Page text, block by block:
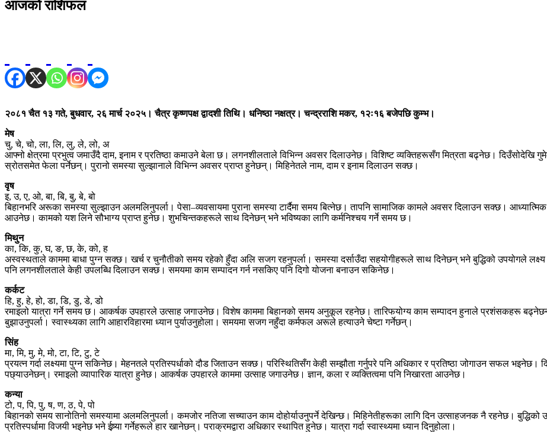
आजको राशिफल
२०८१ चैत १३ गते, बुधवार, २६ मार्च २०२५। चैत्र कृष्णपक्ष द्वादशी तिथि। धनिष्ठा नक्षत्र। चन्द्रराशि मकर, १२ः१६ बजेपछि कुम्भ।
मेष
चु, चे, चो, ला, लि, लु, ले, लो, अ
आफ्नो क्षेत्रमा प्रभुत्व जमाउँदै दाम, इनाम र प्रतिष्ठा कमाउने बेला छ। लगनशीलताले विभिन्न अवसर दिलाउनेछ। विशिष्ट व्यक्तिहरूसँग मित्रता बढ्नेछ।
स्रोतसमेत फेला पर्नेछन्। पुरानो समस्या सुल्झानाले विभिन्न अवसर प्राप्त हुनेछन्। मिहिनेतले नाम, दाम र इनाम दिलाउन सक्छ।
वृष
इ, उ, ए, ओ, बा, बि, बु, बे, बो
बिहानभरि अरूका समस्या सुल्झाउन अलमलिनुपर्ला। पेसा–व्यवसायमा पुराना समस्या टार्दैमा समय बित्नेछ। तापनि सामाजिक कामले अवसर दिलाउन सक्छ। आध्यात्मिक
आउनेछ। कामको यश लिने सौभाग्य प्राप्त हुनेछ। शुभचिन्तकहरूले साथ दिनेछन् भने भविष्यका लागि कर्मनिश्चय गर्ने समय छ।
मिथुन
का, कि, कु, घ, ङ, छ, के, को, ह
अस्वस्थताले काममा बाधा पुग्न सक्छ। खर्च र चुनौतीको समय रहेको हुँदा अलि सजग रहनुपर्ला। समस्या दर्साउँदा सहयोगीहरूले साथ दिनेछन् भने बुद्धिको उपयोगले
पनि लगनशीलताले केही उपलब्धि दिलाउन सक्छ। समयमा काम सम्पादन गर्न नसकिए पनि दिगो योजना बनाउन सकिनेछ।
कर्कट
हि, हु, हे, हो, डा, डि, डु, डे, डो
रमाइलो यात्रा गर्ने समय छ। आकर्षक उपहारले उत्साह जगाउनेछ। विशेष काममा बिहानको समय अनुकूल रहनेछ। तारिफयोग्य काम सम्पादन हुनाले प्रशंसकहरू
बुझाउनुपर्ला। स्वास्थ्यका लागि आहारविहारमा ध्यान पुर्याउनुहोला। समयमा सजग नहुँदा कर्मफल अरूले हत्याउने चेष्टा गर्नेछन्।
सिंह
मा, मि, मु, मे, मो, टा, टि, टु, टे
प्रयत्न गर्दा लक्ष्यमा पुग्न सकिनेछ। मेहनतले प्रतिस्पर्धाको दौड जिताउन सक्छ। परिस्थितिसँग केही सम्झौता गर्नुपरे पनि अधिकार र प्रतिष्ठा जोगाउन सफल
पछ्याउनेछन्। रमाइलो व्यापारिक यात्रा हुनेछ। आकर्षक उपहारले काममा उत्साह जगाउनेछ। ज्ञान, कला र व्यक्तित्वमा पनि निखारता आउनेछ।
कन्या
टो, प, पि, पु, ष, ण, ठ, पे, पो
बिहानको समय सानोतिनो समस्यामा अलमलिनुपर्ला। कमजोर नतिजा सच्याउन काम दोहोर्याउनुपर्ने देखिन्छ। मिहिनेतीहरूका लागि दिन उत्साहजनक नै रहनेछ।
प्रतिस्पर्धामा विजयी भइनेछ भने ईष्र्या गर्नेहरूले हार खानेछन्। पराक्रमद्वारा अधिकार स्थापित हुनेछ। यात्रा गर्दा स्वास्थ्यमा ध्यान दिनुहोला।